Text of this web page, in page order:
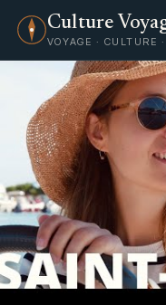
Culture
VOYAGE · CULTURE
Voyage
Saint
les plus
balnéaire
12 juillet 2025 ·